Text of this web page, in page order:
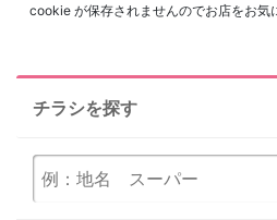
cookie が保存されませんのでお店をお気
チラシを探す